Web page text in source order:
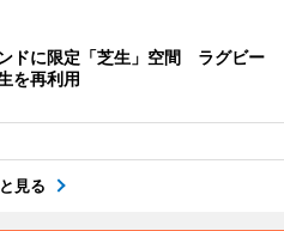
ドに限定「芝生」空間 ラグビー
を再利用
見る